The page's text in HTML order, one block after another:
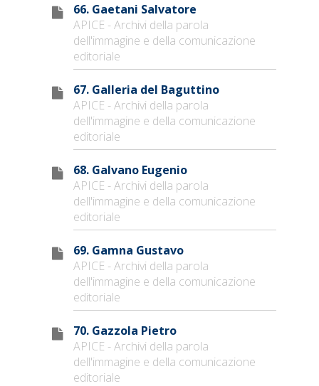
66. Gaetani Salvatore
APICE - Archivi della parola
dell'immagine e della comunicazione
editoriale
67. Galleria del Baguttino
APICE - Archivi della parola
dell'immagine e della comunicazione
editoriale
68. Galvano Eugenio
APICE - Archivi della parola
dell'immagine e della comunicazione
editoriale
69. Gamna Gustavo
APICE - Archivi della parola
dell'immagine e della comunicazione
editoriale
70. Gazzola Pietro
APICE - Archivi della parola
dell'immagine e della comunicazione
editoriale